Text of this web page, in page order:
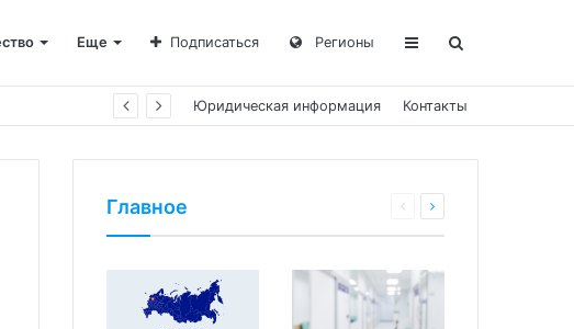
Еще Подписаться Регионы
Юридическая информация Контакты
Главное